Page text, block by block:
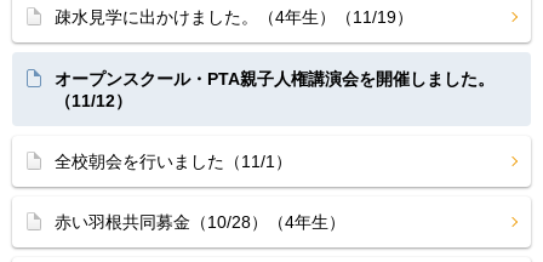
疎水見学に出かけました。（4年生）（11/19）
オープンスクール・PTA親子人権講演会を開催しました。
（11/12）
全校朝会を行いました（11/1）
赤い羽根共同募金（10/28）（4年生）